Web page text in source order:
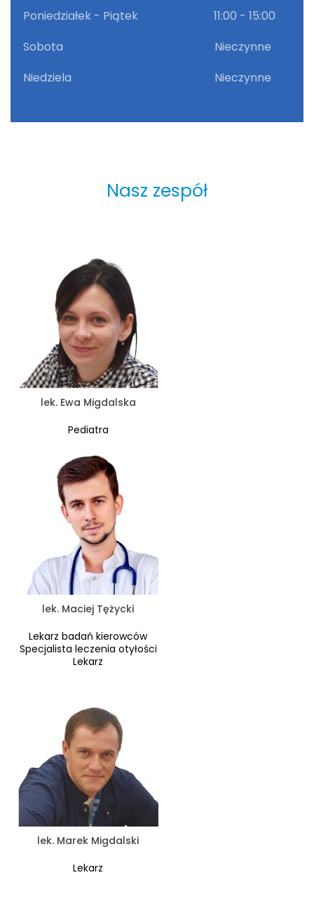
Poniedziałek - Piątek
11:00 - 15:00
Sobota
Nieczynne
Niedziela
Nieczynne
Nasz zespół
lek. Ewa Migdalska
Pediatra
lek. Maciej Tężycki
Lekarz badań kierowców
Specjalista leczenia otyłości
Lekarz
lek. Marek Migdalski
Lekarz